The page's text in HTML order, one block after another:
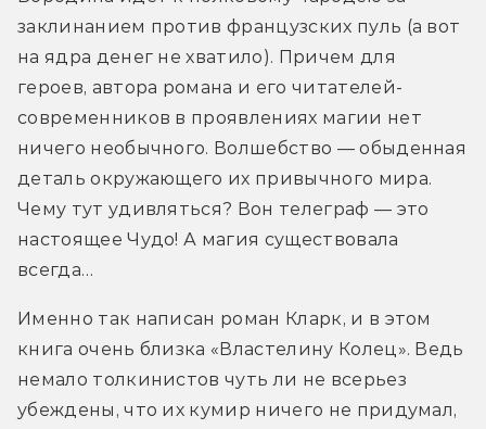
заклинанием против французских пуль (а вот
на ядра денег не хватило). Причем для
героев, автора романа и его читателей-
современников в проявлениях магии нет
ничего необычного. Волшебство — обыденная
деталь окружающего их привычного мира.
Чему тут удивляться? Вон телеграф — это
настоящее Чудо! А магия существовала
всегда…
Именно так написан роман Кларк, и в этом
книга очень близка «Властелину Колец». Ведь
немало толкинистов чуть ли не всерьез
убеждены, что их кумир ничего не придумал,